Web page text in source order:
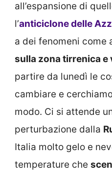
all’espansione di
l’anticiclone delle
a dei fenomeni come
sulla zona tirrenica e
partire da lunedì le
cambiare e
modo. Ci si attende
perturbazione dalla
Italia molto gelo e
temperature che